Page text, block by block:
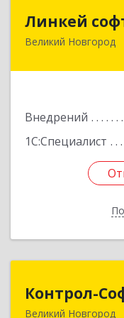
Линкей
Великий Новгород
Внедрений
1С:Специалист
173025,
Контрол-
Великий Новгород